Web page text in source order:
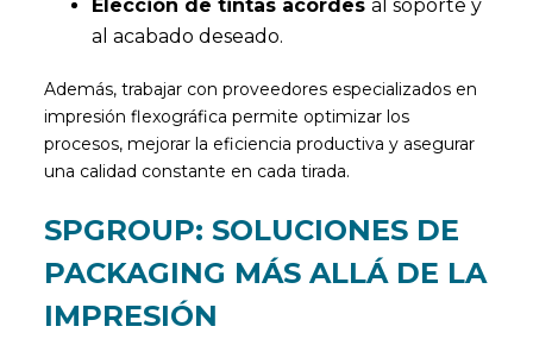
Elección de tintas acordesal soporte y
al acabado deseado.
Además, trabajar con proveedores especializados en
impresión flexográfica permite optimizar los
procesos, mejorar la eficiencia productiva y asegurar
una calidad constante en cada tirada.
SPGROUP: SOLUCIONES DE
PACKAGING MÁS ALLÁ DE LA
IMPRESIÓN